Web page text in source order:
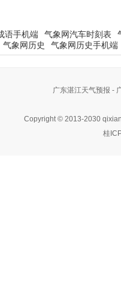
语手机端 气象网汽车时刻表
气象网历史 气象网历史手机端
广东湛江天气预报 -
Copyright © 2013-2030
桂